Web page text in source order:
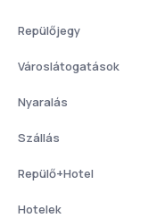
Repülőjegy
Városlátogatások
Nyaralás
Szállás
Repülő+Hotel
Hotelek